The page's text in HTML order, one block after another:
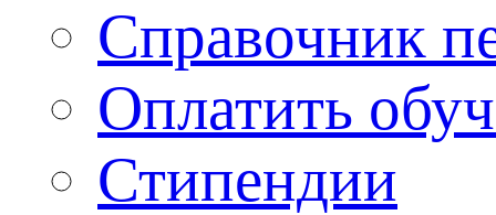
Справочник
Оплатить
Стипендии